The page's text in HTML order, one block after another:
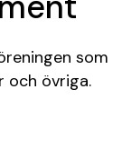
som
och övriga.